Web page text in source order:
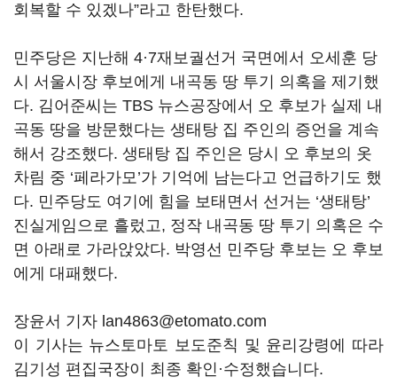
회복할 수 있겠나”라고 한탄했다.
민주당은 지난해 4·7재보궐선거 국면에서 오세훈 당
시 서울시장 후보에게 내곡동 땅 투기 의혹을 제기했
다. 김어준씨는 TBS 뉴스공장에서 오 후보가 실제 내
곡동 땅을 방문했다는 생태탕 집 주인의 증언을 계속
해서 강조했다. 생태탕 집 주인은 당시 오 후보의 옷
차림 중 ‘페라가모’가 기억에 남는다고 언급하기도 했
다. 민주당도 여기에 힘을 보태면서 선거는 ‘생태탕’
진실게임으로 흘렀고, 정작 내곡동 땅 투기 의혹은 수
면 아래로 가라앉았다. 박영선 민주당 후보는 오 후보
에게 대패했다.
장윤서 기자 lan4863@etomato.com
이 기사는 뉴스토마토 보도준칙 및 윤리강령에 따라
김기성 편집국장이 최종 확인·수정했습니다.